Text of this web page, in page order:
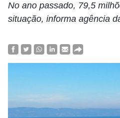
No ano passado, 79,5
situação, informa agência